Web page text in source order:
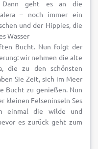
Dann geht es an die
– noch immer ein
und der Hippies, die
Wasser
Bucht. Nun folgt der
wir nehmen die alte
die zu den schönsten
Sie Zeit, sich im Meer
Bucht zu genießen. Nun
kleinen Felseninseln Ses
einmal die wilde und
es zurück geht zum